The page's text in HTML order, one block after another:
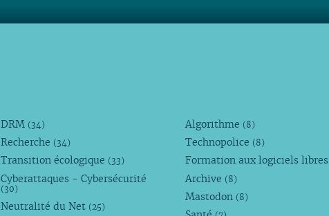
DRM (34)
Recherche (34)
Transition écologique (33)
Cyberattaques - Cybersécurité
(30)
Neutralité du Net (25)
Algorithme (8)
Technopolice (8)
Formation aux logiciels libres
Archive (8)
Mastodon (8)